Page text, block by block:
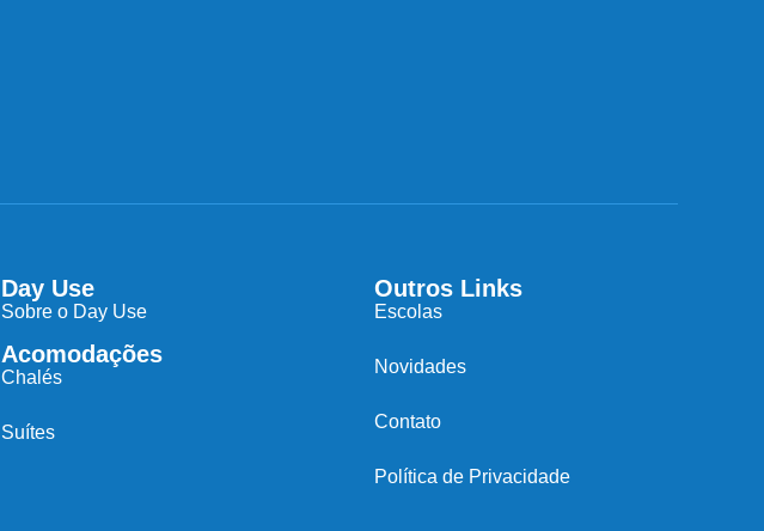
Day Use
Sobre o Day Use
Acomodações
Chalés
Suítes
Outros Links
Escolas
Novidades
Contato
Política de Privacidade